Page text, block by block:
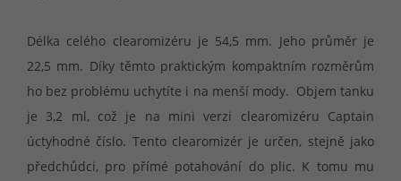
Délka celého clearomizéru je 54,5 mm. Jeho průměr je
22,5 mm. Díky těmto praktickým kompaktním rozměrům
ho bez problému uchytíte i na menší mody. Objem tanku
je 3,2 ml, což je na mini verzi clearomizéru Captain
úctyhodné číslo. Tento clearomizér je určen, stejně jako
předchůdci, pro přímé potahování do plic. K tomu mu